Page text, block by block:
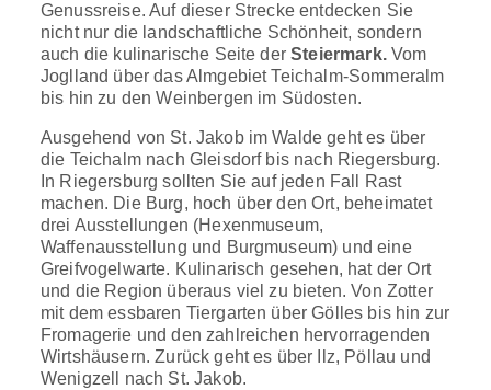
Genussreise. Auf dieser Strecke entdecken Sie
nicht nur die landschaftliche Schönheit, sondern
auch die kulinarische Seite derSteiermark.Vom
Joglland über das Almgebiet Teichalm-Sommeralm
bis hin zu den Weinbergen im Südosten.
Ausgehend von St. Jakob im Walde geht es über
die Teichalm nach Gleisdorf bis nach Riegersburg.
In Riegersburg sollten Sie auf jeden Fall Rast
machen. Die Burg, hoch über den Ort, beheimatet
drei Ausstellungen (Hexenmuseum,
Waffenausstellung und Burgmuseum) und eine
Greifvogelwarte. Kulinarisch gesehen, hat der Ort
und die Region überaus viel zu bieten. Von Zotter
mit dem essbaren Tiergarten über Gölles bis hin zur
Fromagerie und den zahlreichen hervorragenden
Wirtshäusern. Zurück geht es über Ilz, Pöllau und
Wenigzell nach St. Jakob.